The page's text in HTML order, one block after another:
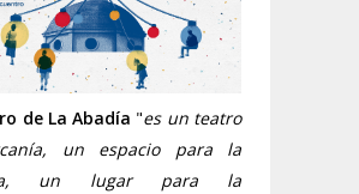
de La Abadía "es un teatro
un espacio para la
un lugar para la